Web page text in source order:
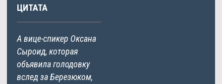
ЦИТАТА
А вице-спикер Оксана
Сыроид, которая
объявила голодовку
вслед за Березюком,